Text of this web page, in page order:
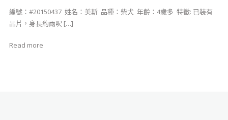
編號：#20150437 ​ 姓名：美斯 ​ 品種：柴犬 ​ 年齡：4歲多 ​ 特徵: 已裝有
晶片，身長約兩呎 […]
Read more